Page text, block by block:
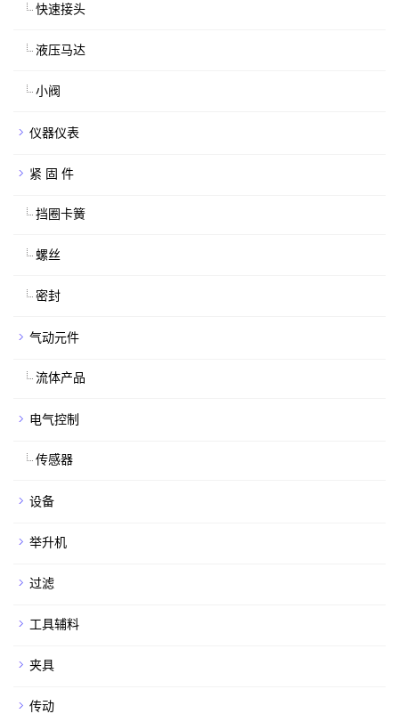
快速接头
液压马达
小阀
仪器仪表
紧 固 件
挡圈卡簧
螺丝
密封
气动元件
流体产品
电气控制
传感器
设备
举升机
过滤
工具辅料
夹具
传动